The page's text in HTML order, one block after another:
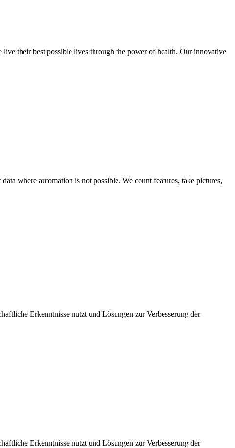
their best possible lives through the power of health. Our innovative
where automation is not possible. We count features, take pictures,
Erkenntnisse nutzt und Lösungen zur Verbesserung der
Erkenntnisse nutzt und Lösungen zur Verbesserung der